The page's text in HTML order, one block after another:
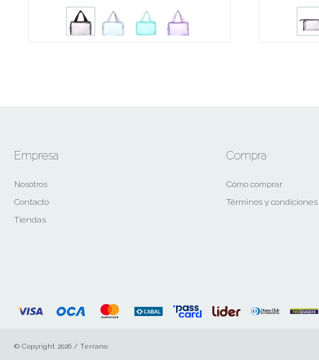
Empresa
Nosotros
Contacto
Tiendas
Compra
Cómo comprar
Términos y condiciones
© Copyright 2026 / Terrano